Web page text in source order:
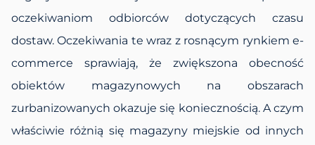
oczekiwaniom odbiorców dotyczących czasu
dostaw. Oczekiwania te wraz z rosnącym rynkiem e-
commerce sprawiają, że zwiększona obecność
obiektów magazynowych na obszarach
zurbanizowanych okazuje się koniecznością. A czym
właściwie różnią się magazyny miejskie od innych